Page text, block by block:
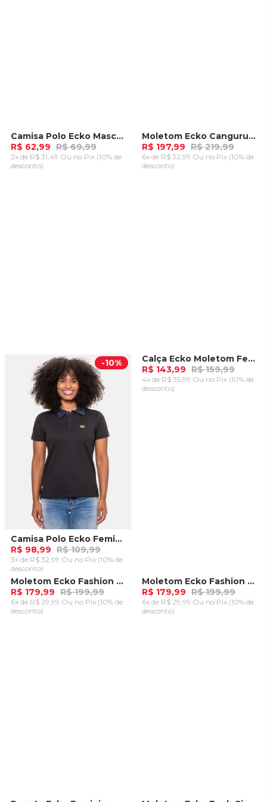
-10%Camisa Polo Ecko Masculina Rosa
R$ 62,99 R$ 69,99
2x de R$ 31,49 Ou no Pix (10% de
desconto)
-10%Moletom Ecko Canguru Fechado Azul Marinho
R$ 197,99 R$ 219,99
6x de R$ 32,99 Ou no Pix (10% de
desconto)
-10%
Camisa Polo Ecko Feminina Kubi Preta
R$ 98,99 R$ 109,99
3x de R$ 32,99 Ou no Pix (10% de
desconto)
ADICIONAR AO
CARRINHO
- 10%Calça Ecko Moletom Feminina Rosa Pink Flash
R$ 143,99 R$ 159,99
4x de R$ 35,99 Ou no Pix (10% de
desconto)
-10%Moletom Ecko Fashion Basic Aberto Azul
R$ 179,99 R$ 199,99
6x de R$ 29,99 Ou no Pix (10% de
desconto)
-10%Moletom Ecko Fashion Basic Aberto Azul Marinho
R$ 179,99 R$ 199,99
6x de R$ 29,99 Ou no Pix (10% de
desconto)